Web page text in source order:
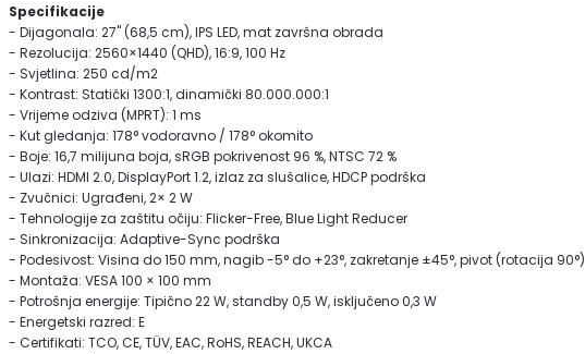
Specifikacije
- Dijagonala: 27" (68,5 cm), IPS LED, mat završna obrada
- Rezolucija: 2560×1440 (QHD), 16:9, 100 Hz
- Svjetlina: 250 cd/m2
- Kontrast: Statički 1300:1, dinamički 80.000.000:1
- Vrijeme odziva (MPRT): 1 ms
- Kut gledanja: 178° vodoravno / 178° okomito
- Boje: 16,7 milijuna boja, sRGB pokrivenost 96 %, NTSC 72 %
- Ulazi: HDMI 2.0, DisplayPort 1.2, izlaz za slušalice, HDCP podrška
- Zvučnici: Ugrađeni, 2× 2 W
- Tehnologije za zaštitu očiju: Flicker-Free, Blue Light Reducer
- Sinkronizacija: Adaptive-Sync podrška
- Podesivost: Visina do 150 mm, nagib -5° do +23°, zakretanje ±45°, pivot (rotacija 90°)
- Montaža: VESA 100 × 100 mm
- Potrošnja energije: Tipično 22 W, standby 0,5 W, isključeno 0,3 W
- Energetski razred: E
- Certifikati: TCO, CE, TÜV, EAC, RoHS, REACH, UKCA